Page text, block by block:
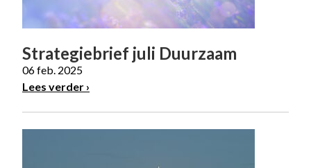
Strategiebrief juli Duurzaam
06 feb. 2025
Lees verder